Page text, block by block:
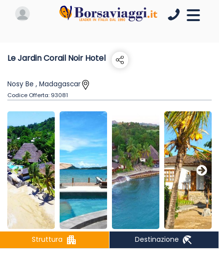
Le Jardin Corail Noir Hotel
Nosy Be , Madagascar
Codice Offerta: 93081
Struttura apartment Destinazione beach_access